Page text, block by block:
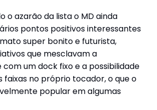
o azarão da lista o MD ainda
pontos positivos interessantes
super bonito e futurista,
que mesclavam a
um dock fixo e a possibilidade
faixas no próprio tocador, o que o
popular em algumas